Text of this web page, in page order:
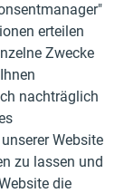
erteilen
Zwecke
nachträglich
Website
zu lassen und
die